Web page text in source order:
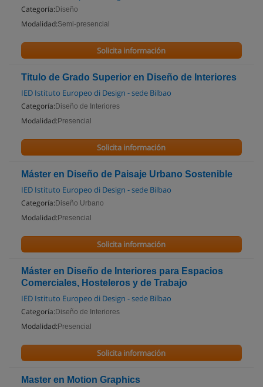
Categoría: Diseño
Modalidad:Semi-presencial
Solicita información
Titulo de Grado Superior en Diseño de Interiores
IED Istituto Europeo di Design - sede Bilbao
Categoría: Diseño de Interiores
Modalidad: Presencial
Solicita información
Máster en Diseño de Paisaje Urbano Sostenible
IED Istituto Europeo di Design - sede Bilbao
Categoría: Diseño Urbano
Modalidad: Presencial
Solicita información
Máster en Diseño de Interiores para Espacios
Comerciales, Hosteleros y de Trabajo
IED Istituto Europeo di Design - sede Bilbao
Categoría: Diseño de Interiores
Modalidad: Presencial
Solicita información
Master en Motion Graphics